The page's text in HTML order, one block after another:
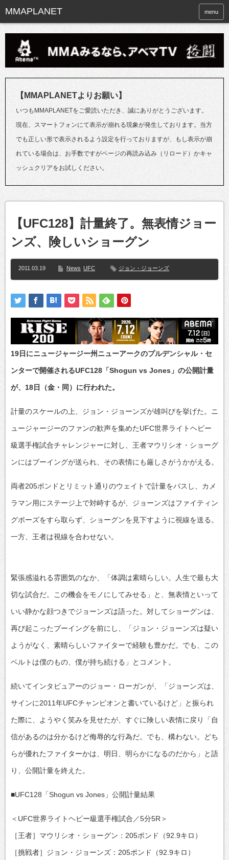
menu
【MMAPLANETよりお願い】
いつもMMAPLANETをご愛読いただき、誠にありがとうございます。
現在、スマートフォンにて表示が崩れる現象が発生しております。当方
でも正しい形で表示されるよう設定を行っておりますが、もし表示が崩
れている場合は、お手数ですがページの再読み込み（リロード）かキャ
ッシュクリアをお試しください。
【UFC128】計量終了。無表情ジョー
ンズ、険しいショーグン
2011.03.19 News UFC ジョン・ジョーンズ
19日にニュージャージー州ニューアークのプルデンシャル・セ
ンターで開催されるUFC128「Shogun vs Jones」の公開計量
が、18日（金・同）に行われた。
計量のスケールの上、ジョン・ジョーンズが雄叫びを挙げた。ニ
ュージャージーのファンの歓声を集めたUFC世界ライトヘビー
級選手権試合チャレンジャーに対し、王者マウリシオ・ショーグ
ンにはブーイングが送られ、その表情にも厳しさがうかがえる。
両者205ポンドとリミット通りのウェイトで計量をパスし、カメ
ラマン用にステージ上で対峙するが、ジョーンズはファイティン
グポーズをすら取らず、ショーグンを見下すように視線を送る。
一方、王者は視線を合わせない。
緊張感溢れる雰囲気のなか、「体調は素晴らしい。人生で最も大
切な試合だ。この機会をモノにしてみせる」と、無表情といって
いい静かな顔つきでジョーンズは語った。対してショーグンは、
再び起こったブーイングを前にし、「ジョン・ジョーンズは疑い
ようがなく、素晴らしいファイターで経験も豊かだ。でも、この
ベルトは僕のもの、僕が持ち続ける」とコメント。
続いてインタビュアーのジョー・ローガンが、「ジョーンズは、
サインに2011年UFCチャンピオンと書いているけど」と振られ
た際に、ようやく笑みを見せたが、すぐに険しい表情に戻り「自
信があるのは分かるけど侮辱的な行為だ。でも、構わない。どち
らが優れたファイターかは、明日、明らかになるのだから」と語
り、公開計量を終えた。
■UFC128「Shogun vs Jones」公開計量結果
＜UFC世界ライトヘビー級選手権試合／5分5R＞
［王者］マウリシオ・ショーグン：205ポンド（92.9キロ）
［挑戦者］ジョン・ジョーンズ：205ポンド（92.9キロ）